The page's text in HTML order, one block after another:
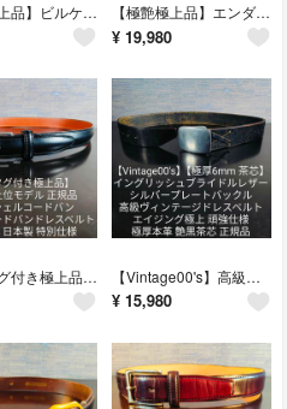
【極艶極上品】ビルケンシュトックロンドン 高級オイルドレザーコンフォートシューズ 【極艶極上品】エンダースキーマ Vibramモデル 高級艶黒厚底レザーサンダル
¥ 19,980
【新品タグ付き極上品】プレリー 最高級シェルコードバンドレスベルト 極厚艶黒馬革 【Vintage00's】高級極厚茶芯イングリッシュブライドルレザードレスベルト
¥ 15,980